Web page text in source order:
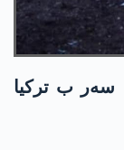
سەر ب ترکیا